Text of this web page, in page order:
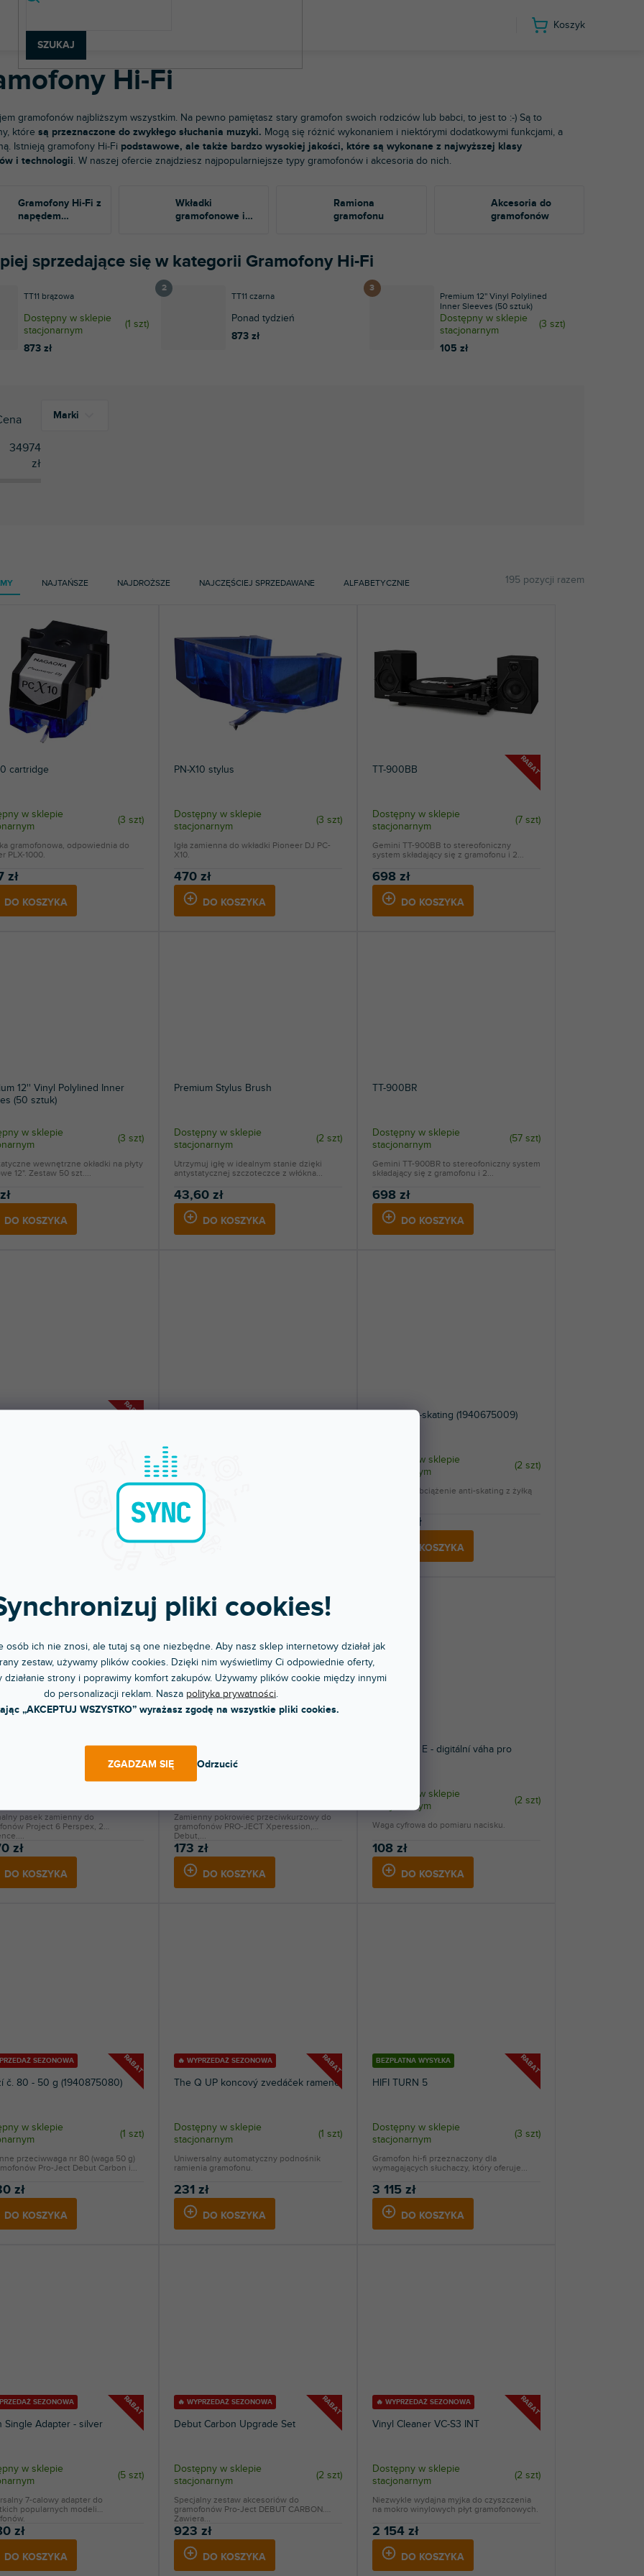
pliki cookies!
osób ich nie znosi, ale tutaj są one niezbędne. Aby nasz sklep internetowy działał jak
zestaw, używamy plików cookies. Dzięki nim wyświetlimy Ci odpowiednie oferty,
działanie strony i poprawimy komfort zakupów. Używamy plików cookie między innymi
do personalizacji reklam. Nasza polityka prywatności.
„AKCEPTUJ WSZYSTKO” wyrażasz zgodę na wszystkie pliki cookies.
Odrzucić
ZGADZAM SIĘ
SZUKAJ
Koszyk
Hi-Fi
Hi-Fi
gramofonów najbliższym wszystkim. Na pewno pamiętasz stary gramofon swoich rodziców lub babci, to jest to :-) Są to
które są przeznaczone do zwykłego słuchania muzyki. Mogą się różnić wykonaniem i niektórymi dodatkowymi funkcjami, a
Istnieją gramofony Hi-Fi podstawowe, ale także bardzo wysokiej jakości, które są wykonane z najwyższej klasy
i technologii. W naszej ofercie znajdziesz najpopularniejsze typy gramofonów i akcesoria do nich.
Gramofony Hi-Fi z
napędem
Wkładki
gramofonowe i
Ramiona
gramofonu
Akcesoria do
gramofonów
sprzedające się w kategorii Gramofony Hi-Fi
TT11 brązowa
Dostępny w sklepie
stacjonarnym
(1 szt)
873 zł
TT11 czarna
Ponad tydzień
873 zł
Premium 12'' Vinyl Polylined
Inner Sleeves (50 sztuk)
Dostępny w sklepie
stacjonarnym
(3 szt)
105 zł
NAJTAŃSZE NAJDROŻSZE NAJCZĘŚCIEJ SPRZEDAWANE ALFABETYCZNIE 195 pozycji razem
34974
zł
Marki
JICO
Ortofon DJ
Pioneer DJ | AlphaTheta 2
Pro-Ject
cartridge
w sklepie
(3 szt)
zł
DO KOSZYKA
gramofonowa, odpowiednia do
PLX-1000.
PN-X10 stylus
Dostępny w sklepie
stacjonarnym
(3 szt)
470 zł
DO KOSZYKA
Igła zamienna do wkładki Pioneer DJ PC-
X10.
RABAT
TT-900BB
Dostępny w sklepie
stacjonarnym
(7 szt)
698 zł
DO KOSZYKA
Gemini TT-900BB to stereofoniczny
system składający się z gramofonu i 2...
12'' Vinyl Polylined Inner
(50 sztuk)
w sklepie
(3 szt)
DO KOSZYKA
wewnętrzne okładki na płyty
12". Zestaw 50 szt....
Premium Stylus Brush
Dostępny w sklepie
stacjonarnym
(2 szt)
43,60 zł
DO KOSZYKA
Utrzymuj igłę w idealnym stanie dzięki
antystatycznej szczoteczce z włókna...
TT-900BR
Dostępny w sklepie
stacjonarnym
(57 szt)
698 zł
DO KOSZYKA
Gemini TT-900BR to stereofoniczny system
składający się z gramofonu i 2...
RABAT
Dostępny w sklepie
stacjonarnym
1 205 zł
Gramofon Hi-Fi do wysokiej jakości
odsłuchu w domu, który nie obrazi nawet...
Závaží anti-skating (1940675009)
Dostępny w sklepie
stacjonarnym
(2 szt)
34,80 zł
DO KOSZYKA
Zapasowe obciążenie anti-skating z żyłką
pro 6 Perspex, 2-Xperience
zł
DO KOSZYKA
pasek zamienny do
Project 6 Perspex, 2
TESLA 500
173 zł
DO KOSZYKA
Zamienny pokrowiec przeciwkurzowy do
gramofonów PRO-JECT Xperession,
Debut,...
Measure It E - digitální váha pro
Dostępny w sklepie
stacjonarnym
(2 szt)
108 zł
DO KOSZYKA
Waga cyfrowa do pomiaru nacisku.
RABAT
SEZONOWA
č. 80 - 50 g (1940875080)
w sklepie
(1 szt)
zł
DO KOSZYKA
przeciwwaga nr 80 (waga 50 g)
Pro-Ject Debut Carbon i...
RABAT
🔥 WYPRZEDAŻ SEZONOWA
The Q UP koncový zvedáček ramene
Dostępny w sklepie
stacjonarnym
(1 szt)
231 zł
DO KOSZYKA
Uniwersalny automatyczny podnośnik
ramienia gramofonu.
RABAT
BEZPŁATNA WYSYŁKA
HIFI TURN 5
Dostępny w sklepie
stacjonarnym
(3 szt)
3 115 zł
DO KOSZYKA
Gramofon hi-fi przeznaczony dla
wymagających słuchaczy, który oferuje...
RABAT
SEZONOWA
Single Adapter - silver
w sklepie
(5 szt)
zł
DO KOSZYKA
7-calowy adapter do
popularnych modeli
RABAT
🔥 WYPRZEDAŻ SEZONOWA
Debut Carbon Upgrade Set
Dostępny w sklepie
stacjonarnym
(2 szt)
923 zł
DO KOSZYKA
Specjalny zestaw akcesoriów do
gramofonów Pro-Ject DEBUT CARBON.
Zawiera...
RABAT
🔥 WYPRZEDAŻ SEZONOWA
Vinyl Cleaner VC-S3 INT
Dostępny w sklepie
stacjonarnym
(2 szt)
2 154 zł
DO KOSZYKA
Niezwykle wydajna myjka do czyszczenia
na mokro winylowych płyt gramofonowych.